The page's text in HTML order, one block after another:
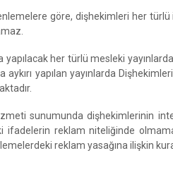
göre, dişhekimleri her
yapılacak her türlü mesleki
aykırı yapılan yayınlarda
sunumunda dişhekimlerinin
reklam niteliğinde
reklam yasağına ilişkin